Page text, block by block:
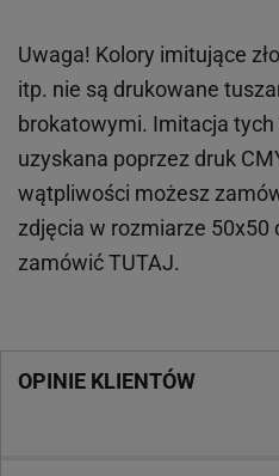
Uwaga! Kolory imitujące
itp. nie są drukowane
brokatowymi. Imitacja
uzyskana poprzez druk
wątpliwości możesz
zdjęcia w rozmiarze 50x50
zamówićTUTAJ.
OPINIE KLIENTÓW